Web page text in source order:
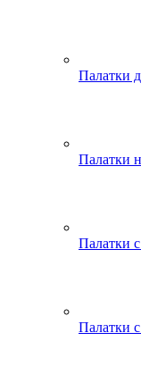
Палатки
Палатки
Палатки
Палатки